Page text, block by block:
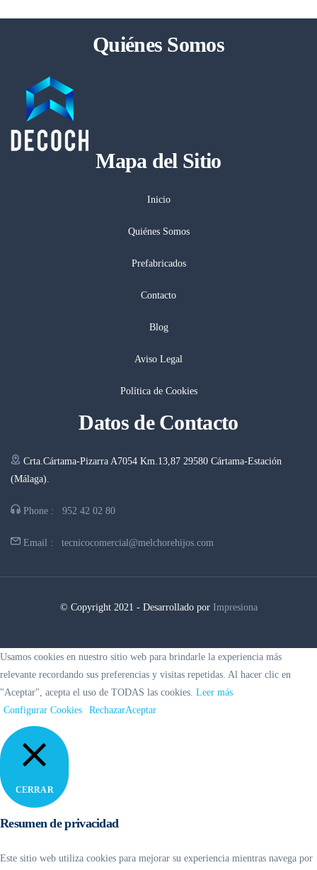
Quiénes Somos
Mapa del Sitio
Inicio
Quiénes Somos
Prefabricados
Contacto
Blog
Aviso Legal
Política de Cookies
Datos de Contacto
Crta.Cártama-Pizarra A7054 Km.13,87 29580 Cártama-Estación
(Málaga).
Phone : 952 42 02 80
Email : tecnicocomercial@melchorehijos.com
© Copyright 2021 - Desarrollado por Impresiona
Usamos cookies en nuestro sitio web para brindarle la experiencia más
relevante recordando sus preferencias y visitas repetidas. Al hacer clic en
"Aceptar", acepta el uso de TODAS las cookies. Leer más
Configurar Cookies
RechazarAceptar
CERRAR
Resumen de privacidad
Este sitio web utiliza cookies para mejorar su experiencia mientras navega por